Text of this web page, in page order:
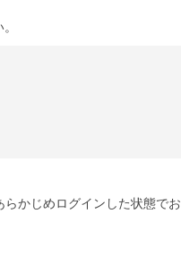
かじめログインした状態でお